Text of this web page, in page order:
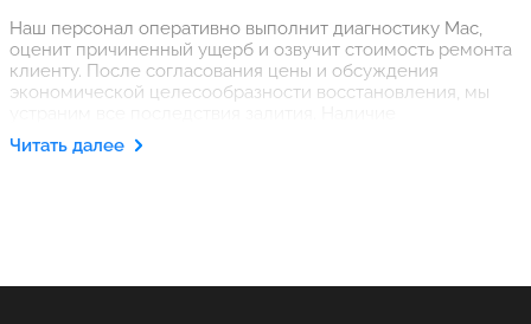
Наш персонал оперативно выполнит диагностику Mac,
оценит причиненный ущерб и озвучит стоимость ремонта
клиенту. После согласования цены и обсуждения
экономической целесообразности восстановления, мы
необходимого инструмента, измерительной аппаратуры и
запчастей от оригинального производителя позволяет не
Читать далее